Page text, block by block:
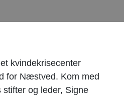
kvindekrisecenter
for Næstved. Kom med
og leder, Signe